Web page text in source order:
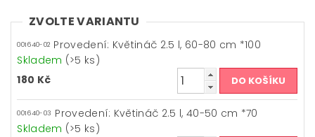
ZVOLTE VARIANTU
001640-02 Provedení: Květináč 2.5 l, 60-80 cm *100
Skladem (>5 ks)
180 Kč
001640-03 Provedení: Květináč 2.5 l, 40-50 cm *70
Skladem (>5 ks)